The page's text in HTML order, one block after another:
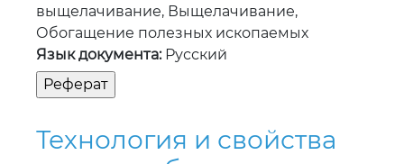
выщелачивание, Выщелачивание,
Обогащение полезных ископаемых
Язык документа:Русский
Технология и свойства